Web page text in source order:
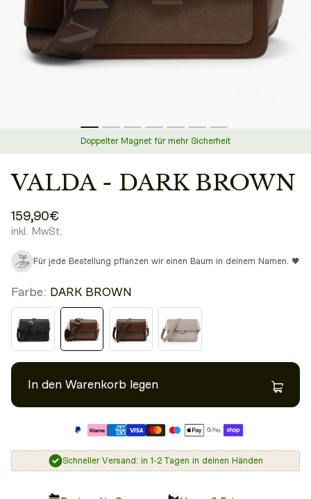
Doppelter Magnet für mehr Sicherheit
VALDA - DARK BROWN
159,90€
inkl. MwSt.
Für jede Bestellung pflanzen wir einen Baum in deinem Namen. 🖤
Farbe: DARK BROWN
In den Warenkorb legen
Schneller Versand: in 1-2 Tagen in deinen Händen